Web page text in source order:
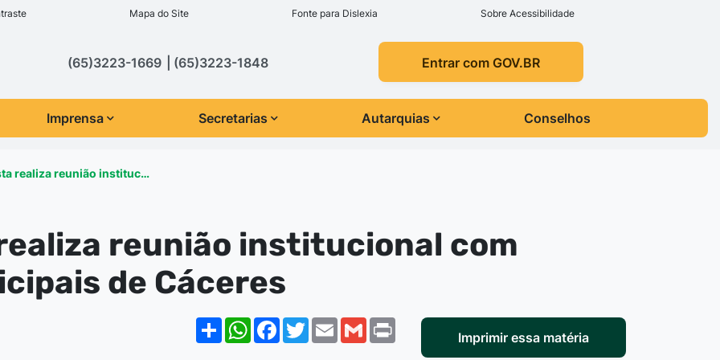
de acessibilidade
Mapa do Site Fonte para Dislexia Sobre Acessibilidade
(65)3223-1669 (65)3223-1848 Entrar com GOV.BR
Imprensa Secretarias Autarquias Conselhos
realiza reunião instituc…
reunião institucional com
de Cáceres
ShareWhatsApp
Facebook
Twitter
EmailGmail Print
Imprimir essa matéria